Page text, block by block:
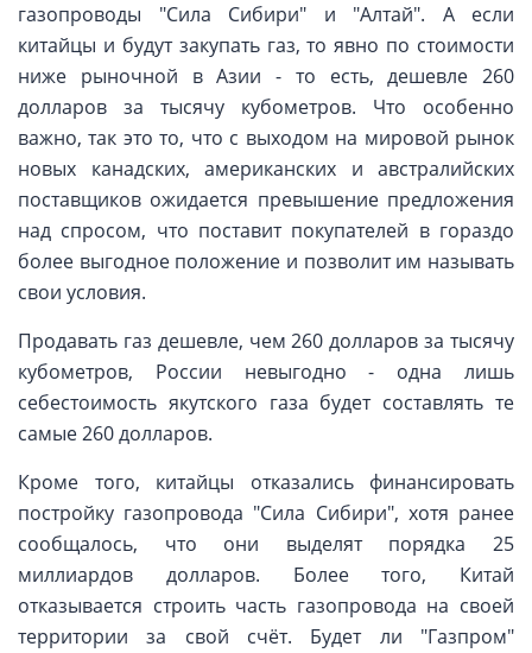
газопроводы "Сила Сибири" и "Алтай". А если
китайцы и будут закупать газ, то явно по стоимости
ниже рыночной в Азии - то есть, дешевле 260
долларов за тысячу кубометров. Что особенно
важно, так это то, что с выходом на мировой рынок
новых канадских, американских и австралийских
поставщиков ожидается превышение предложения
над спросом, что поставит покупателей в гораздо
более выгодное положение и позволит им называть
свои условия.
Продавать газ дешевле, чем 260 долларов за тысячу
кубометров, России невыгодно - одна лишь
себестоимость якутского газа будет составлять те
самые 260 долларов.
Кроме того, китайцы отказались финансировать
постройку газопровода "Сила Сибири", хотя ранее
сообщалось, что они выделят порядка 25
миллиардов долларов. Более того, Китай
отказывается строить часть газопровода на своей
территории за свой счёт. Будет ли "Газпром"